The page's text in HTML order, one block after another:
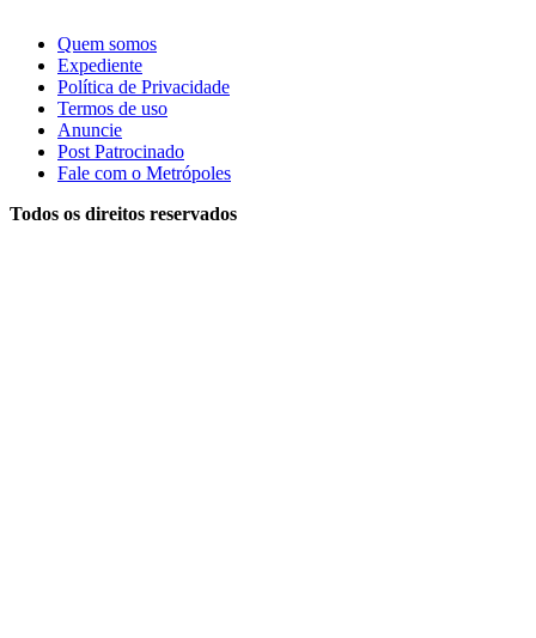
Quem somos
Expediente
Política de Privacidade
Termos de uso
Anuncie
Post Patrocinado
Fale com o Metrópoles
Todos os direitos reservados